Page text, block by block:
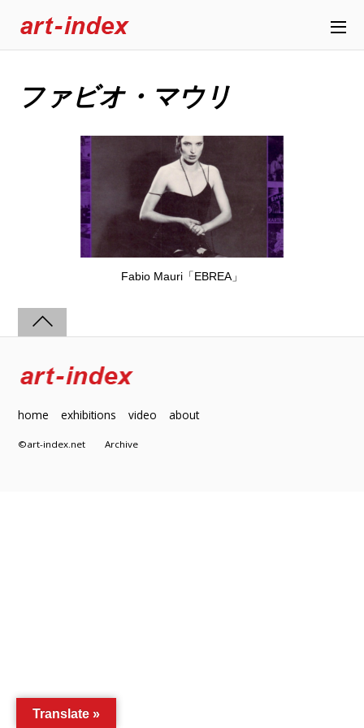
ファビオ・マウリ
Fabio Mauri「EBREA」
home exhibitions video about
©art-index.netArchive
Translate »